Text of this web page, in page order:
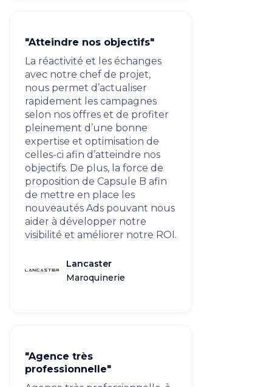
"Atteindre nos objectifs"
La réactivité et les échanges
avec notre chef de projet,
nous permet d’actualiser
rapidement les campagnes
selon nos offres et de profiter
pleinement d’une bonne
expertise et optimisation de
celles-ci afin d’atteindre nos
objectifs. De plus, la force de
proposition de Capsule B afin
de mettre en place les
nouveautés Ads pouvant nous
aider à développer notre
visibilité et améliorer notre ROI.
Lancaster
Maroquinerie
"Agence très
professionnelle"